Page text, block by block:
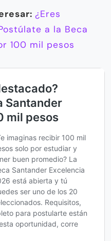
¿Eres
a la Beca
100 mil pesos